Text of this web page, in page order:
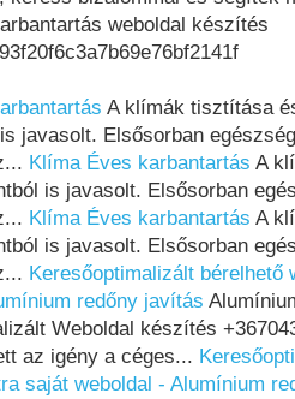
weboldal készítés
A klímák tisztítása
javasolt. Elsősorban
Klíma Éves karbantartás A
is javasolt. Elsősorban
Klíma Éves karbantartás A
is javasolt. Elsősorban
Keresőoptimalizált
redőny javítás
Weboldal készítés
az igény a céges...
saját weboldal - Alumínium